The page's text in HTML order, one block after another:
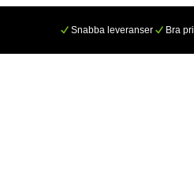
Snabba leveranser Bra